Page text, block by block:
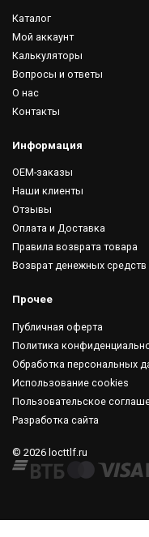
Каталог
Мой аккаунт
Калькуляторы
Вопросы и ответы
О нас
Контакты
Информация
OEM-заказы
Наши клиенты
Отзывы
Оплата и Доставка
Правила возврата товара
Возврат денежных средств
Прочее
Публичная оферта
Политика
Обработка персональных
Использование cookies
Пользовательское
Разработка сайта
© 2026 locttlf.ru